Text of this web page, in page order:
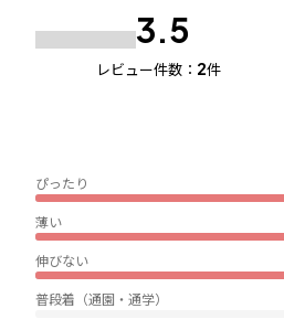
3.5
レビュー件数： 2件
ぴったり
薄い
伸びない
普段着（通園・通学）